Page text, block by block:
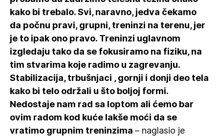
kako bi trebalo. Svi, naravno, jedva čekamo
da počnu pravi, grupni, treninzi na terenu, jer
je to ipak ono pravo. Treninzi uglavnom
izgledaju tako da se fokusiramo na fiziku, na
tim stvarima koje radimo u zagrevanju.
Stabilizacija, trbušnjaci , gornji i donji deo tela
kako bi telo održali u što boljoj formi.
Nedostaje nam rad sa loptom ali ćemo bar
ovim radom kod kuće lakše moći da se
vratimo grupnim treninzima – naglasio je